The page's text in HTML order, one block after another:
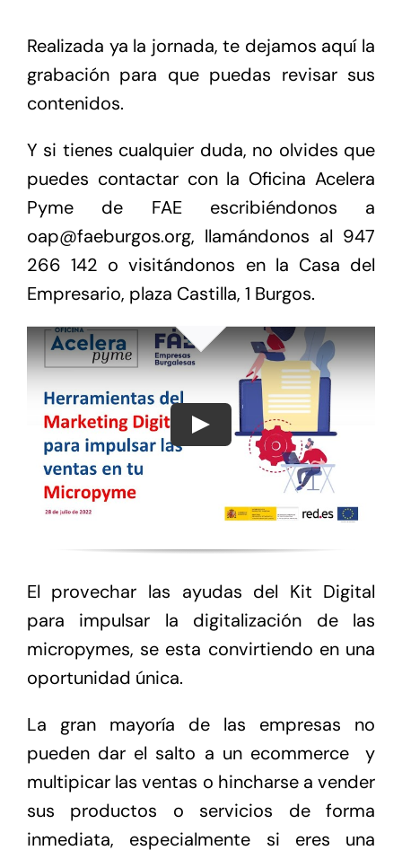
Realizada ya la jornada, te dejamos aquí la
grabación para que puedas revisar sus
contenidos.
Y si tienes cualquier duda, no olvides que
puedes contactar con la Oficina Acelera
Pyme de FAE escribiéndonos a
oap@faeburgos.org, llamándonos al 947
266 142 o visitándonos en la Casa del
Empresario, plaza Castilla, 1 Burgos.
El provechar las ayudas del Kit Digital
para impulsar la digitalización de las
micropymes, se esta convirtiendo en una
oportunidad única.
La gran mayoría de las empresas no
pueden dar el salto a un ecommerce y
multipicar las ventas o hincharse a vender
sus productos o servicios de forma
inmediata, especialmente si eres una